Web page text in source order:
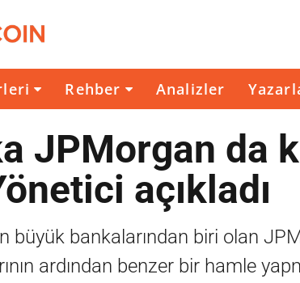
Rehber Analizler
JPMorgan da
açıkladı
büyük bankalarından biri olan
ardından benzer bir hamle